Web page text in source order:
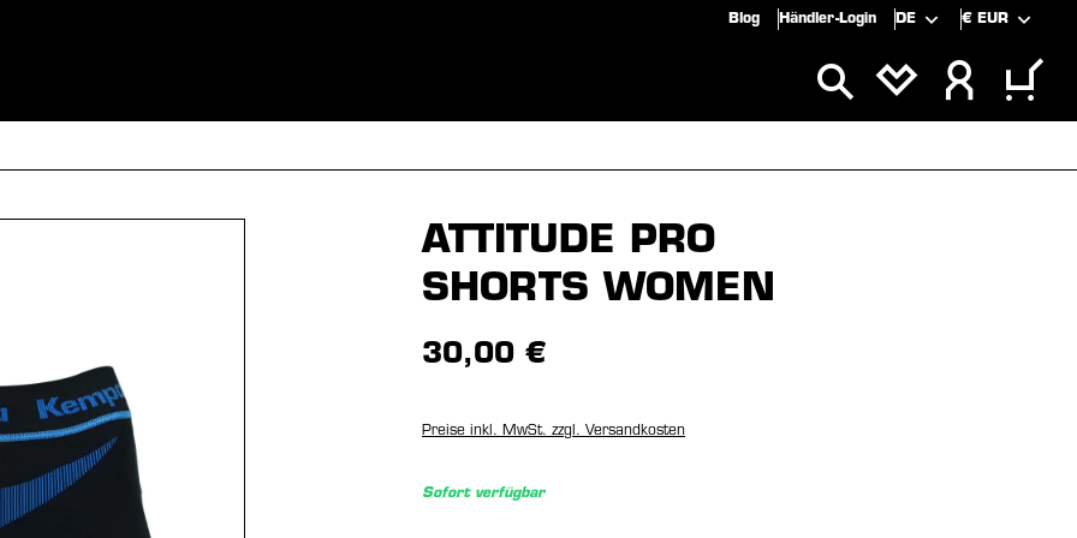
Blog Händler-Login DE € EUR
ATTITUDE PRO
SHORTS WOMEN
30,00 €
Preise inkl. MwSt. zzgl. Versandkosten
Sofort verfügbar